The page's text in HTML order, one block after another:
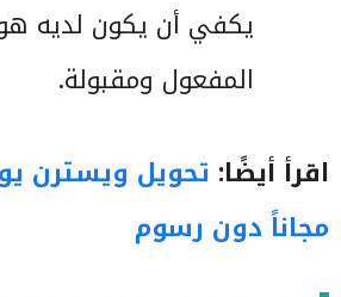
يكفي أن يكون لديه
المفعول ومقبولة.
اقرأ أيضًا: تحويل ويسترن
مجاناً دون رسوم